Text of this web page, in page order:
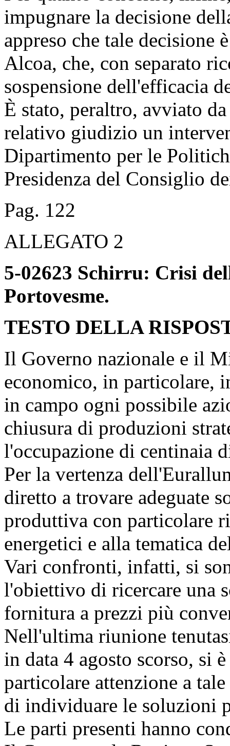
impugnare la decisione
appreso che tale decisione
Alcoa, che, con separato
sospensione dell'efficacia
È stato, peraltro, avviato
relativo giudizio un
Dipartimento per le
Presidenza del Consiglio
Pag. 122
ALLEGATO 2
5-02623 Schirru: Crisi
Portovesme.
TESTO DELLA
Il Governo nazionale e il
economico, in particolare,
in campo ogni possibile
chiusura di produzioni
l'occupazione di centinaia
Per la vertenza
diretto a trovare adeguate
produttiva con particolare
energetici e alla tematica
Vari confronti, infatti, si
l'obiettivo di ricercare una
fornitura a prezzi più
Nell'ultima riunione
in data 4 agosto scorso, si
particolare attenzione a
di individuare le soluzioni
Le parti presenti hanno